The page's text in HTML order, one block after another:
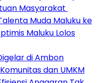
Masyarakat
Muda Maluku ke
Maluku Lolos
di Ambon
dan UMKM